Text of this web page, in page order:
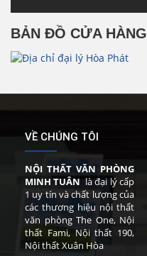
BẢN ĐỒ CỬA HÀNG
VỀ CHÚNG TÔI
NỘI THẤT VĂN PHÒNG
MINH TUÂN là đại lý cấp
1 uy tín và chất lượng của
các thương hiệu nội thất
văn phòng The One, Nội
thất Fami, Nội thất 190,
Nội thất Xuân Hòa